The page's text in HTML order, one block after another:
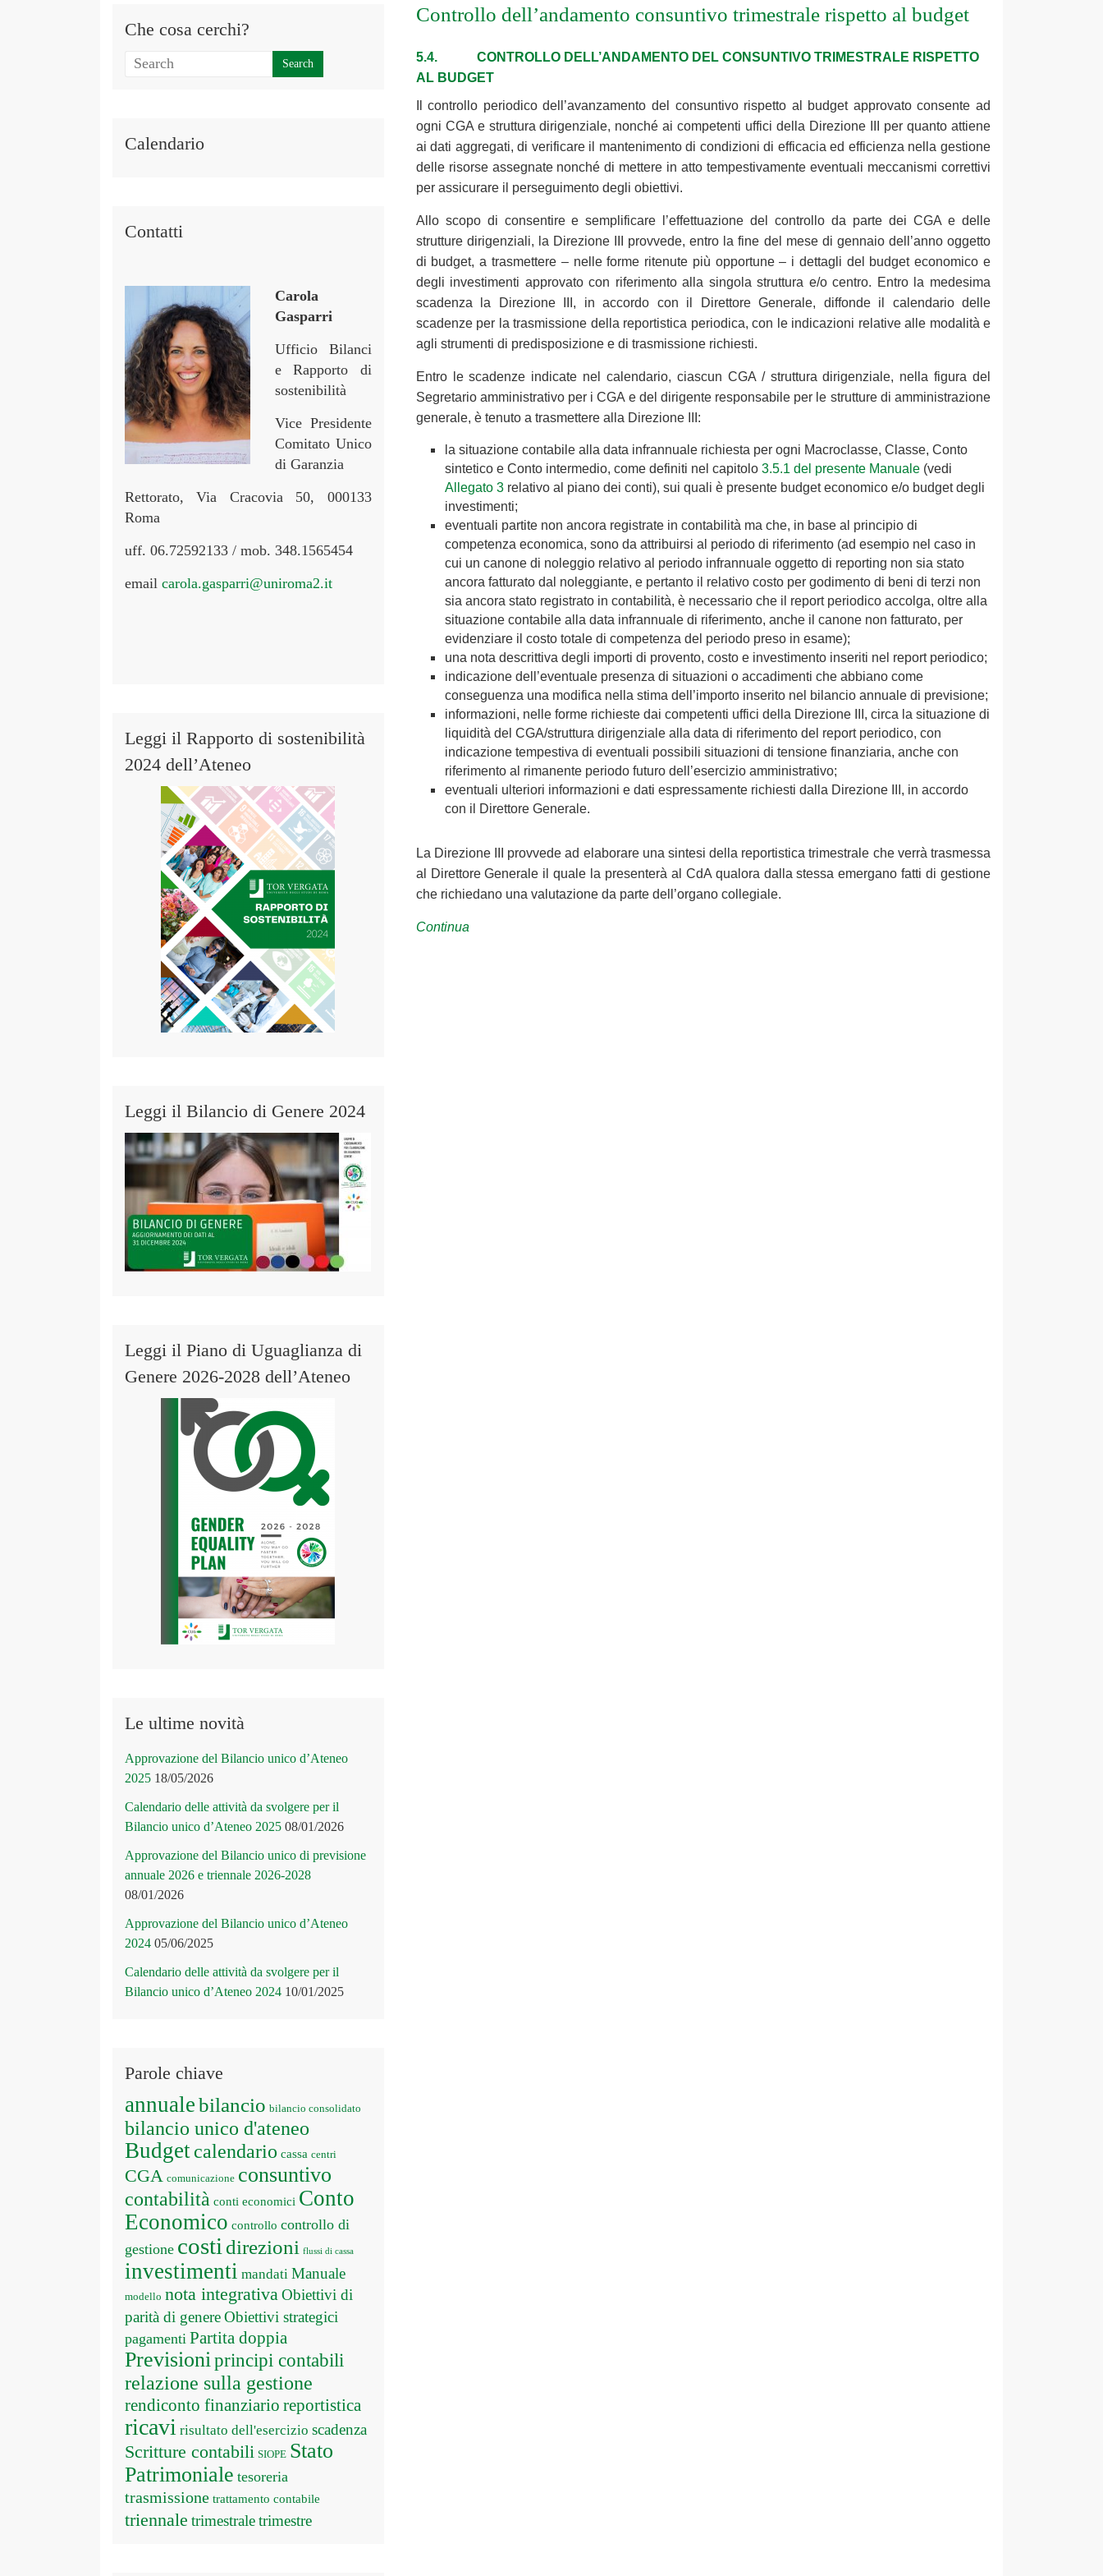
Controllo dell’andamento consuntivo trimestrale rispetto al budget
5.4. CONTROLLO DELL’ANDAMENTO DEL CONSUNTIVO TRIMESTRALE RISPETTO
AL BUDGET
Il controllo periodico dell’avanzamento del consuntivo rispetto al budget approvato consente ad
ogni CGA e struttura dirigenziale, nonché ai competenti uffici della Direzione III per quanto attiene
ai dati aggregati, di verificare il mantenimento di condizioni di efficacia ed efficienza nella gestione
delle risorse assegnate nonché di mettere in atto tempestivamente eventuali meccanismi correttivi
per assicurare il perseguimento degli obiettivi.
Allo scopo di consentire e semplificare l’effettuazione del controllo da parte dei CGA e delle
strutture dirigenziali, la Direzione III provvede, entro la fine del mese di gennaio dell’anno oggetto
di budget, a trasmettere – nelle forme ritenute più opportune – i dettagli del budget economico e
degli investimenti approvato con riferimento alla singola struttura e/o centro. Entro la medesima
scadenza la Direzione III, in accordo con il Direttore Generale, diffonde il calendario delle
scadenze per la trasmissione della reportistica periodica, con le indicazioni relative alle modalità e
agli strumenti di predisposizione e di trasmissione richiesti.
Entro le scadenze indicate nel calendario, ciascun CGA / struttura dirigenziale, nella figura del
Segretario amministrativo per i CGA e del dirigente responsabile per le strutture di amministrazione
generale, è tenuto a trasmettere alla Direzione III:
la situazione contabile alla data infrannuale richiesta per ogni Macroclasse, Classe, Conto
sintetico e Conto intermedio, come definiti nel capitolo 3.5.1 del presente Manuale(vedi
Allegato 3relativo al piano dei conti), sui quali è presente budget economico e/o budget degli
investimenti;
eventuali partite non ancora registrate in contabilità ma che, in base al principio di
competenza economica, sono da attribuirsi al periodo di riferimento (ad esempio nel caso in
cui un canone di noleggio relativo al periodo infrannuale oggetto di reporting non sia stato
ancora fatturato dal noleggiante, e pertanto il relativo costo per godimento di beni di terzi non
sia ancora stato registrato in contabilità, è necessario che il report periodico accolga, oltre alla
situazione contabile alla data infrannuale di riferimento, anche il canone non fatturato, per
evidenziare il costo totale di competenza del periodo preso in esame);
una nota descrittiva degli importi di provento, costo e investimento inseriti nel report periodico;
indicazione dell’eventuale presenza di situazioni o accadimenti che abbiano come
conseguenza una modifica nella stima dell’importo inserito nel bilancio annuale di previsione;
informazioni, nelle forme richieste dai competenti uffici della Direzione III, circa la situazione di
liquidità del CGA/struttura dirigenziale alla data di riferimento del report periodico, con
indicazione tempestiva di eventuali possibili situazioni di tensione finanziaria, anche con
riferimento al rimanente periodo futuro dell’esercizio amministrativo;
eventuali ulteriori informazioni e dati espressamente richiesti dalla Direzione III, in accordo
con il Direttore Generale.
La Direzione III provvede ad elaborare una sintesi della reportistica trimestrale che verrà trasmessa
al Direttore Generale il quale la presenterà al CdA qualora dalla stessa emergano fatti di gestione
che richiedano una valutazione da parte dell’organo collegiale.
Continua
Che cosa cerchi?
Calendario
Contatti
Carola
Gasparri
Ufficio Bilanci
e Rapporto di
sostenibilità
Vice Presidente
Comitato Unico
di Garanzia
Rettorato, Via Cracovia 50, 000133
Roma
uff. 06.72592133 / mob. 348.1565454
email carola.gasparri@uniroma2.it
Leggi il Rapporto di sostenibilità
2024 dell’Ateneo
Leggi il Bilancio di Genere 2024
Leggi il Piano di Uguaglianza di
Genere 2026-2028 dell’Ateneo
Le ultime novità
Approvazione del Bilancio unico d’Ateneo
2025 18/05/2026
Calendario delle attività da svolgere per il
Bilancio unico d’Ateneo 2025 08/01/2026
Approvazione del Bilancio unico di previsione
annuale 2026 e triennale 2026-2028
08/01/2026
Approvazione del Bilancio unico d’Ateneo
2024 05/06/2025
Calendario delle attività da svolgere per il
Bilancio unico d’Ateneo 2024 10/01/2025
Parole chiave
annualebilancio bilancio consolidato
bilancio unico d'ateneo
Budgetcalendario cassa centri
CGA comunicazione consuntivo
contabilità conti economici Conto
Economico controllo controllo di
gestione costi direzioni flussi di cassa
investimenti mandati Manuale
modello nota integrativa Obiettivi di
parità di genereObiettivi strategici
pagamenti Partita doppia
Previsioni principi contabili
relazione sulla gestione
rendiconto finanziario reportistica
ricavi risultato dell'esercizio scadenza
Scritture contabili SIOPE Stato
Patrimoniale tesoreria
trasmissione trattamento contabile
triennale trimestraletrimestre